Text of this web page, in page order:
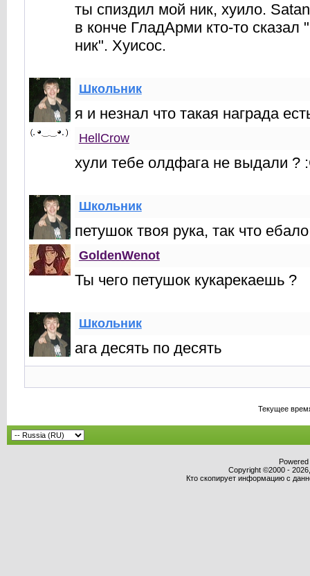
ты спиздил мой ник, хуило.
в конче ГладАрми кто-то сказал
ник". Хуисос.
Школьник
я и незнал что такая награда
HellCrow
хули тебе олдфага не выдали ?
Школьник
петушок твоя рука, так что
GoldenWenot
Ты чего петушок кукарекаешь ?
Школьник
ага десять по десять
Текущее
Copyright ©2000 -
Кто скопирует информацию с